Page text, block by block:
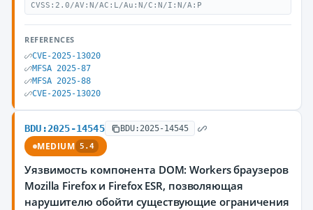
CVSS:2.0/AV:N/AC:L/Au:N/C:N/I:N/A:P
REFERENCES
CVE-2025-13020
MFSA 2025-87
MFSA 2025-88
CVE-2025-13020
BDU:2025-14545 BDU:2025-14545
MEDIUM 5.4
Уязвимость компонента DOM: Workers браузеров
Mozilla Firefox и Firefox ESR, позволяющая
нарушителю обойти существующие ограничения